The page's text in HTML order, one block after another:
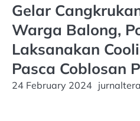
Gelar
Warga Balong,
Laksanakan
Pasca Coblosan
24 February 2024